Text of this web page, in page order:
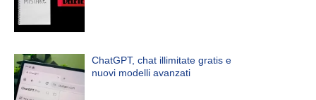
ChatGPT, chat illimitate gratis e
nuovi modelli avanzati